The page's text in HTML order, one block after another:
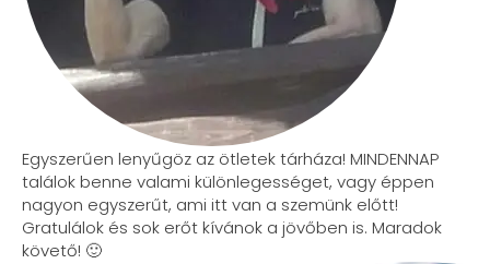
Egyszerűen lenyűgöz az ötletek tárháza! MINDENNAP
találok benne valami különlegességet, vagy éppen
nagyon egyszerűt, ami itt van a szemünk előtt!
Gratulálok és sok erőt kívánok a jövőben is. Maradok
követő! 🙂